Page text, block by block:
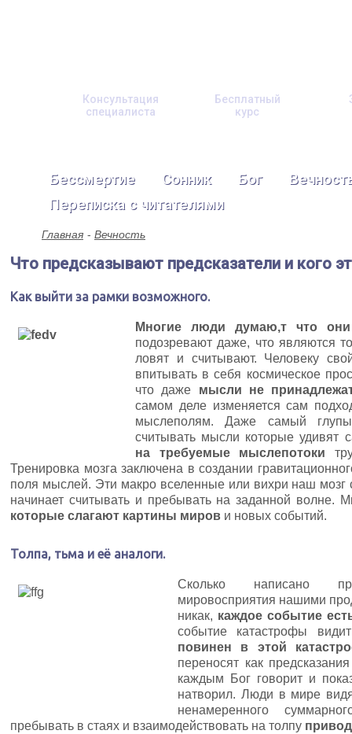
Консультация
специалиста
Бесплатный
курс
Бессмертие Сонник Бог
Переписка с читателями
Главная Вечность
Что предсказывают предсказатели и кого
Как выйти за рамки возможного.
Многие люди думаю,т что
подозревают даже, что являются
ловят и считывают. Человеку
впитывать в себя космическое
что даже мысли не
самом деле изменяется сам
мыслеполям. Даже самый
считывать мысли которые удивят
на требуемые мыслепотоки
Тренировка мозга заключена в создании
поля мыслей. Эти макро вселенные или вихри наш мозг
начинает считывать и пребывать на заданной
которые слагают картины миров и новых событий.
Толпа, тьма и её аналоги.
Сколько написано
мировосприятия нашими
никак, каждое событие
событие катастрофы
повинен в этой
переносят как
каждым Бог говорит и
натворил. Люди в мире
ненамеренного
пребывать в стаях и взаимодействовать на толпу